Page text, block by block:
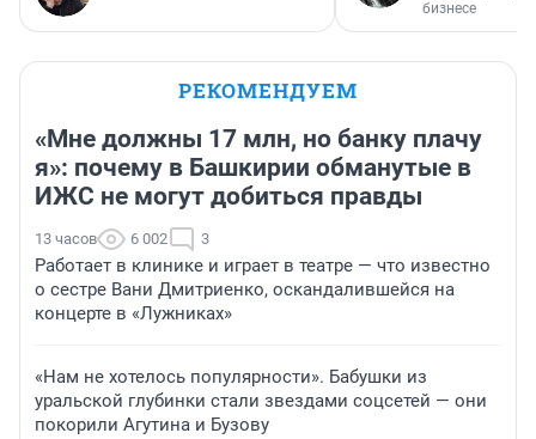
бизнесе
РЕКОМЕНДУЕМ
«Мне должны 17 млн, но банку плачу
я»: почему в Башкирии обманутые в
ИЖС не могут добиться правды
13 часов 6 002 3
Работает в клинике и играет в театре — что известно
о сестре Вани Дмитриенко, оскандалившейся на
концерте в «Лужниках»
«Нам не хотелось популярности». Бабушки из
уральской глубинки стали звездами соцсетей — они
покорили Агутина и Бузову